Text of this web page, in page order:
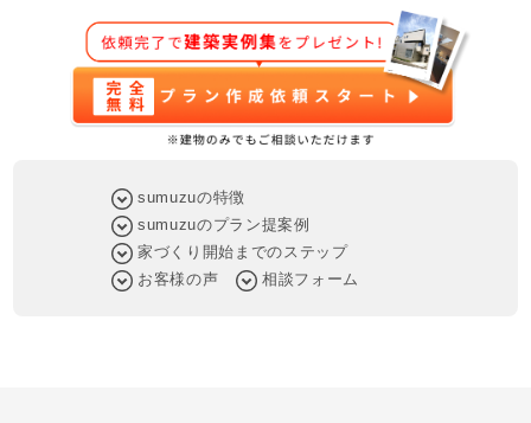
sumuzuの特徴
sumuzuのプラン提案例
家づくり開始までのステップ
お客様の声
相談フォーム